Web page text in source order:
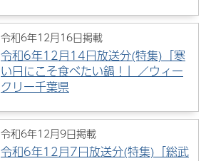
令和6年12月16日掲載
令和6年12月14日放送分(特集)「寒
い日にこそ食べたい鍋！」／ウィー
クリー千葉県
令和6年12月9日掲載
令和6年12月7日放送分(特集)「総武